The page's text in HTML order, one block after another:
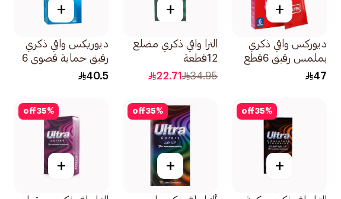
+
ديوركس واقي ذكري
بملمس رقيق 6قطع
47
+
الترا واقي ذكري مضلع
12قطعة
34.95
22.71
+
ديوريكس واقي ذكري
رقيق حماية قصوي 6
قطع
40.5
35%
off
+
35%
off
+
35%
off
+